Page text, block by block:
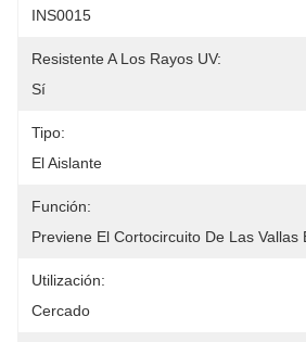
INS0015
Resistente A Los Rayos UV:
Sí
Tipo:
El Aislante
Función:
Previene El Cortocircuito De Las Vallas
Utilización:
Cercado